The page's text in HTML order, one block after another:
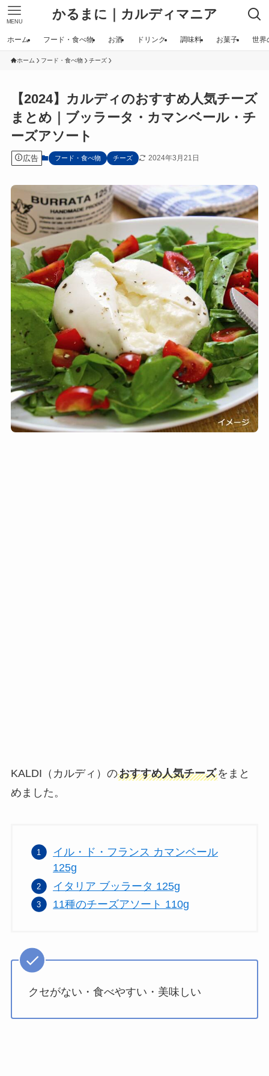
かるまに｜カルディマニア
MENU
ホーム フード・食べ物 お酒 ドリンク 調味料 お菓子 世界
ホーム フード・食べ物 チーズ
【2024】カルディのおすすめ人気チーズ
まとめ｜ブッラータ・カマンベール・チ
ーズアソート
広告 フード・食べ物 チーズ 2024年3月21日
KALDI（カルディ）のおすすめ人気チーズをまと
めました。
イル・ド・フランス カマンベール
125g
イタリア ブッラータ 125g
11種のチーズアソート 110g
クセがない・食べやすい・美味しい